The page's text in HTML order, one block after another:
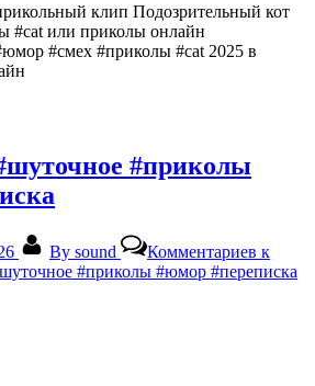
клип Подозрительный кот
#cat или приколы онлайн
#смех #приколы #cat 2025 в
#приколы
By sound Комментариев к
#приколы #юмор #переписка